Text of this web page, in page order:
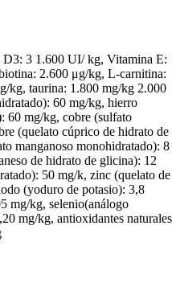
3 1.600 UI/ kg, Vitamina E:
2.600 μg/kg, L-carnitina:
kg, taurina: 1.800 mg/kg 2.000
60 mg/kg, hierro
60 mg/kg, cobre (sulfato
(quelato cúprico de hidrato de
manganoso monohidratado): 8
de hidrato de glicina): 12
50 mg/k, zinc (quelato de
(yoduro de potasio): 3,8
mg/kg, selenio(análogo
mg/kg, antioxidantes naturales